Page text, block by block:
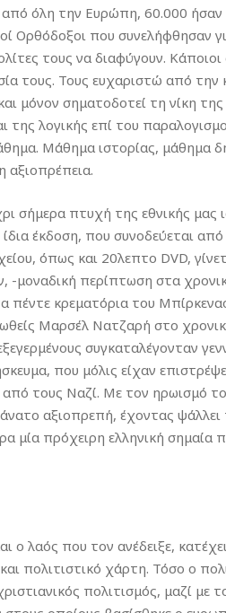
όλη την Ευρώπη, 60.000 ήσαν
Ορθόδοξοι που συνελήφθησαν
τους να διαφύγουν.
τους. Τους ευχαριστώ από την
μόνον σηματοδοτεί τη νίκη
της λογικής επί του
Μάθημα ιστορίας, μάθημα
σήμερα πτυχή της εθνικής μας
έκδοση, που συνοδεύεται
όπως και 20λεπτο DVD,
-μοναδική περίπτωση στα
πέντε κρεματόρια του
Μαρσέλ Νατζαρή στο
συγκαταλέγονταν
που μόλις είχαν
τους Ναζί. Με τον ηρωισμό
αξιοπρεπή, έχοντας ψάλλει
μία πρόχειρη ελληνική
ο λαός που τον ανέδειξε,
πολιτιστικό χάρτη. Τόσο ο
πολιτισμός, μαζί με